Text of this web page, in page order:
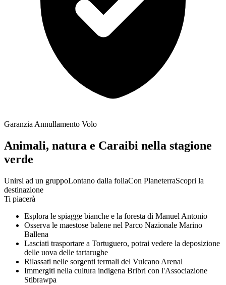
Garanzia Annullamento Volo
Animali, natura e Caraibi nella stagione
verde
Unirsi ad un gruppoLontano dalla follaCon PlaneterraScopri la
destinazione
Ti piacerà
Esplora le spiagge bianche e la foresta di Manuel Antonio
Osserva le maestose balene nel Parco Nazionale Marino
Ballena
Lasciati trasportare a Tortuguero, potrai vedere la deposizione
delle uova delle tartarughe
Rilassati nelle sorgenti termali del Vulcano Arenal
Immergiti nella cultura indigena Bribri con l'Associazione
Stibrawpa